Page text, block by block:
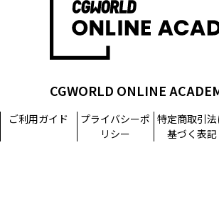
CGWORLD ONLINE
ご利用ガイド
プライバシーポ
リシー
特定商取引法
基づく表記